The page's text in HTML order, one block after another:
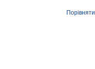
Порівняти